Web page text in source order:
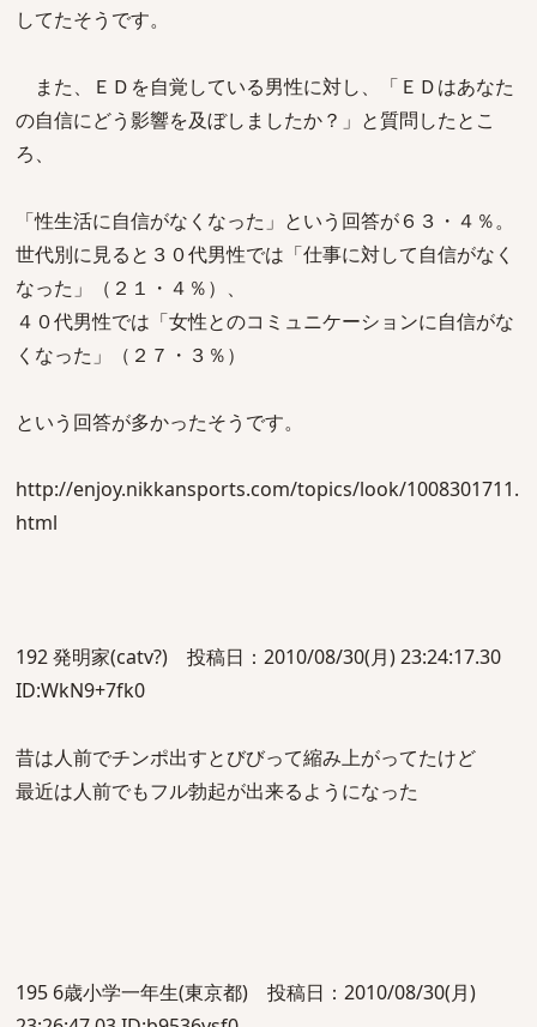
してたそうです。
また、ＥＤを自覚している男性に対し、「ＥＤはあなた
の自信にどう影響を及ぼしましたか？」と質問したとこ
ろ、
「性生活に自信がなくなった」という回答が６３・４％。
世代別に見ると３０代男性では「仕事に対して自信がなく
なった」（２１・４％）、
４０代男性では「女性とのコミュニケーションに自信がな
くなった」（２７・３％）
という回答が多かったそうです。
http://enjoy.nikkansports.com/topics/look/1008301711.
html
192 発明家(catv?) 投稿日：2010/08/30(月) 23:24:17.30
ID:WkN9+7fk0
昔は人前でチンポ出すとびびって縮み上がってたけど
最近は人前でもフル勃起が出来るようになった
195 6歳小学一年生(東京都) 投稿日：2010/08/30(月)